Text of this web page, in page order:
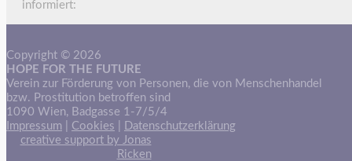
informiert:
Copyright © 2026
HOPE FOR THE FUTURE
Verein zur Förderung von Personen, die von Menschenhandel
bzw. Prostitution betroffen sind
1090 Wien, Badgasse 1-7/5/4
Impressum
Cookies
Datenschutzerklärung
creative support by Jonas
Ricken